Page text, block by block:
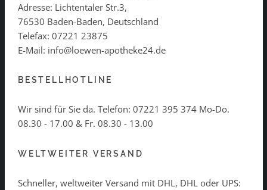
Adresse: Lichtentaler Str.3,
76530 Baden-Baden, Deutschland
Telefax: 07221 23875
E-Mail: info@loewen-apotheke24.de
BESTELLHOTLINE
Wir sind für Sie da. Telefon: 07221 395 374 Mo-Do.
08.30 - 17.00 & Fr. 08.30 - 13.00
WELTWEITER VERSAND
Schneller, weltweiter Versand mit DHL, DHL oder UPS: